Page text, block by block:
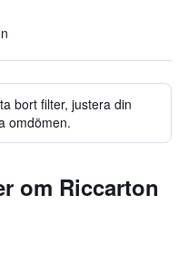
bort filter, justera din
omdömen.
om Riccarton